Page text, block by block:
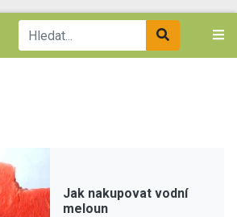
Jak nakupovat vodní
meloun